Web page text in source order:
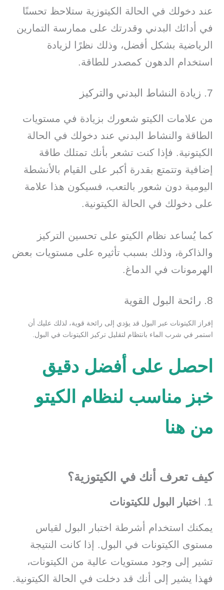
عند دخولك في الحالة الكيتوزية ستلاحظ تحسنًا
في أدائك البدني وقدرتك على ممارسة التمارين
الرياضية بشكل أفضل، وذلك نظرًا لزيادة
استخدام الدهون كمصدر للطاقة.
7. زيادة النشاط البدني والتركيز
من علامات الكيتو شعورك بزيادة في مستويات
الطاقة والنشاط البدني عند دخولك في الحالة
الكيتونية. فإذا كنت تشعر بأنك تمتلك طاقة
إضافية وتتمتع بقدرة أكبر على القيام بالأنشطة
اليومية دون شعور بالتعب، فسيكون هذا علامة
على دخولك في الحالة الكيتونية.
كما يُساعد نظام الكيتو على تحسين التركيز
والذاكرة، وذلك بسبب تأثيره على مستويات بعض
الهرمونات في الدماغ.
8. رائحة البول القوية
إفراز الكيتونات عبر البول قد يؤدي إلى رائحة قوية، لذلك عليك أن
استمر في شرب الماء بانتظام لتقليل تركيز الكيتونات في البول.​
احصل على أفضل دقيق
خبز مناسب لنظام الكيتو
من هنا
كيف تعرف أنك في الكيتوزية؟
1. ا ختبار البول للكيتونات
يمكنك استخدام أشرطة اختبار البول لقياس
مستوى الكيتونات في البول. إذا كانت النتيجة
تشير إلى وجود مستويات عالية من الكيتونات،
فهذا يشير إلى أنك قد دخلت في الحالة الكيتونية.